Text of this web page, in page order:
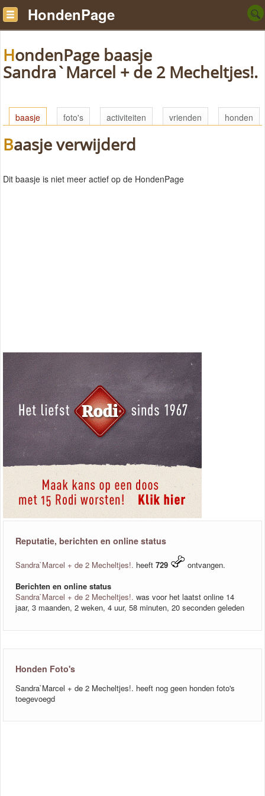
HondenPage
HondenPage baasje
Sandra`Marcel + de 2 Mecheltjes!.
baasje foto's activiteiten vrienden honden
Baasje verwijderd
Dit baasje is niet meer actief op de HondenPage
Reputatie, berichten en online status
Sandra`Marcel + de 2 Mecheltjes!. heeft 729
ontvangen.
Berichten en online status
Sandra`Marcel + de 2 Mecheltjes!. was voor het laatst online 14
jaar, 3 maanden, 2 weken, 4 uur, 58 minuten, 20 seconden geleden
Honden Foto's
Sandra`Marcel + de 2 Mecheltjes!. heeft nog geen honden foto's
toegevoegd